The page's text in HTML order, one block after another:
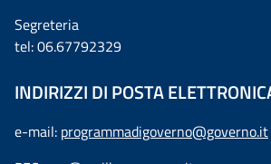
Segreteria
tel: 06.67792329
INDIRIZZI DI POSTA
e-mail: programmadigoverno@governo.it